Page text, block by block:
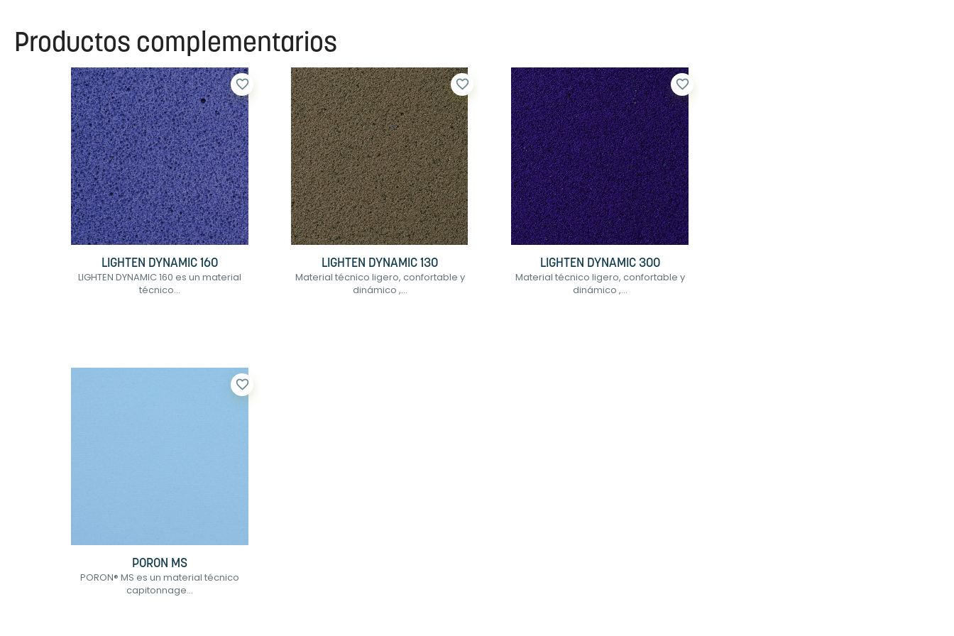
Productos complementarios
LIGHTEN DYNAMIC 160
LIGHTEN DYNAMIC 160 es un material
técnico...
favorite_border
LIGHTEN DYNAMIC 130
Material técnico ligero, confortable y
dinámico ,...
favorite_border
LIGHTEN DYNAMIC 300
Material técnico ligero, confortable y
dinámico ,...
favorite_border
PORON MS
PORON® MS es un material técnico
capitonnage...
favorite_border